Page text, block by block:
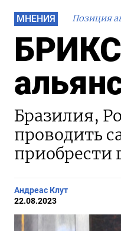
МНЕНИЯ Позиция
Бразилия,
проводить
приобрести
Андреас Клут
22.08.2023